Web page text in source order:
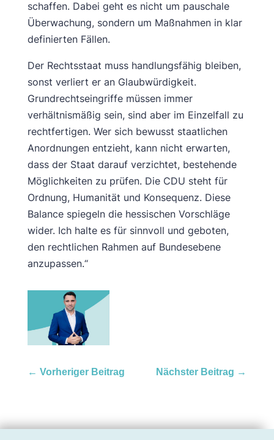
schaffen. Dabei geht es nicht um pauschale
Überwachung, sondern um Maßnahmen in klar
definierten Fällen.
Der Rechtsstaat muss handlungsfähig bleiben,
sonst verliert er an Glaubwürdigkeit.
Grundrechtseingriffe müssen immer
verhältnismäßig sein, sind aber im Einzelfall zu
rechtfertigen. Wer sich bewusst staatlichen
Anordnungen entzieht, kann nicht erwarten,
dass der Staat darauf verzichtet, bestehende
Möglichkeiten zu prüfen. Die CDU steht für
Ordnung, Humanität und Konsequenz. Diese
Balance spiegeln die hessischen Vorschläge
wider. Ich halte es für sinnvoll und geboten,
den rechtlichen Rahmen auf Bundesebene
anzupassen.“
← Vorheriger Beitrag Nächster Beitrag →